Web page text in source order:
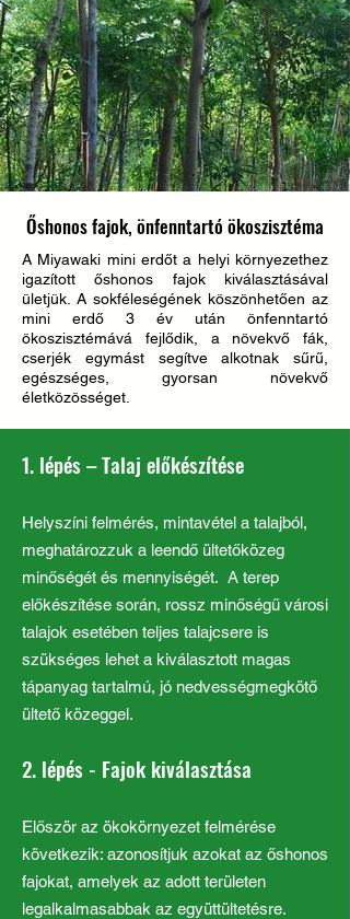
Őshonos fajok, önfenntartó ökoszisztéma
A Miyawaki mini erdőt a helyi környezethez
igazított őshonos fajok kiválasztásával
ületjük. A sokféleségének köszönhetően az
mini erdő 3 év után önfenntartó
ökoszisztémává fejlődik, a növekvő fák,
cserjék egymást segítve alkotnak sűrű,
egészséges, gyorsan növekvő
életközösséget.
1. lépés – Talaj előkészítése
Helyszíni felmérés, mintavétel a talajból,
meghatározzuk a leendő ültetőközeg
minőségét és mennyiségét. A terep
előkészítése során, rossz minőségű városi
talajok esetében teljes talajcsere is
szükséges lehet a kiválasztott magas
tápanyag tartalmú, jó nedvességmegkötő
ültető közeggel.
2. lépés - Fajok kiválasztása
Először az ökokörnyezet felmérése
következik: azonosítjuk azokat az őshonos
fajokat, amelyek az adott területen
legalkalmasabbak az együttültetésre.